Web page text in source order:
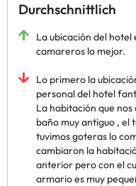
Durchschnittlich
La ubicación del
camareros lo mejor.
Lo primero la
personal del hotel
La habitación que
baño muy antiguo , el
tuvimos goteras lo
cambiaron la
anterior pero con el
armario es muy